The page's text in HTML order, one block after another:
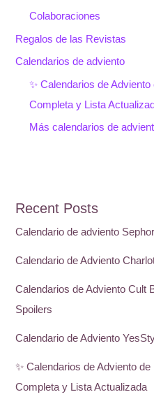
Colaboraciones
Regalos de las Revistas
Calendarios de adviento
✨ Calendarios de
Completa y Lista
Más calendarios de
Recent Posts
Calendario de adviento
Calendario de Adviento
Calendarios de Adviento Cult
Spoilers
Calendario de Adviento
✨ Calendarios de Adviento
Completa y Lista Actualizada